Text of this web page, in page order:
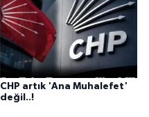
CHP artık 'Ana Muhalefet'
değil..!